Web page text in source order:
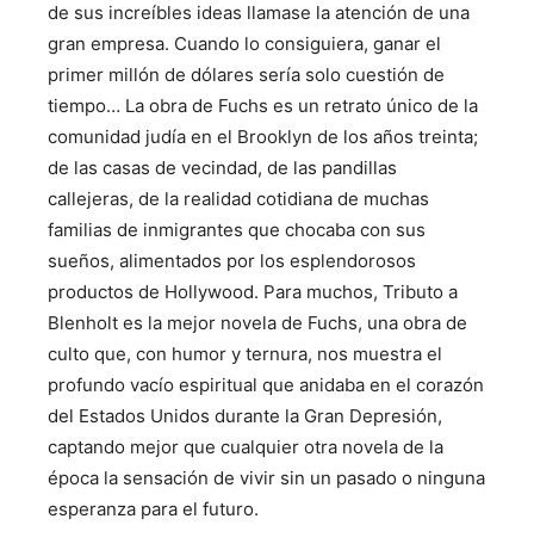
de sus increíbles ideas llamase la atención de una
gran empresa. Cuando lo consiguiera, ganar el
primer millón de dólares sería solo cuestión de
tiempo… La obra de Fuchs es un retrato único de la
comunidad judía en el Brooklyn de los años treinta;
de las casas de vecindad, de las pandillas
callejeras, de la realidad cotidiana de muchas
familias de inmigrantes que chocaba con sus
sueños, alimentados por los esplendorosos
productos de Hollywood. Para muchos, Tributo a
Blenholt es la mejor novela de Fuchs, una obra de
culto que, con humor y ternura, nos muestra el
profundo vacío espiritual que anidaba en el corazón
del Estados Unidos durante la Gran Depresión,
captando mejor que cualquier otra novela de la
época la sensación de vivir sin un pasado o ninguna
esperanza para el futuro.